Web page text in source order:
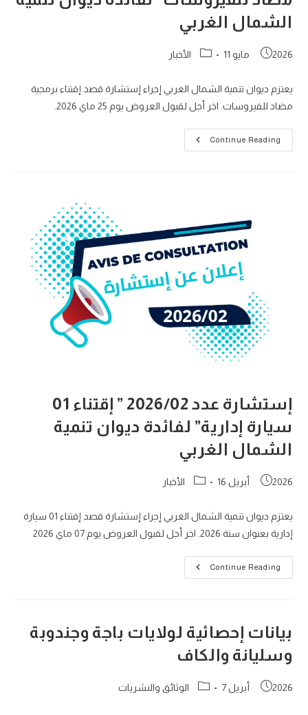
الشمال الغربي
Post
2026 مايو 11
Post
الأخبار
يعتزم دیوان تنمية الشمال الغربي إجراء إستشارة قصد إقتناء برمجية
مضاد للفيروسات. اخر أجل لقبول العروض يوم 25 ماي 2026.
Continue Readingإستشارة
عدد
تنمية
الشمال
الغربي
إستشارة عدد 2026/02 ” إقتناء 01
سيارة إدارية” لفائدة ديوان تنمية
الشمال الغربي
Post
2026 أبريل 16
Post
الأخبار
يعتزم دیوان تنمية الشمال الغربي إجراء إستشارة قصد إقتناء 01 سيارة
إدارية بعنوان سنة 2026. اخر أجل لقبول العروض يوم 07 ماي 2026
Continue Readingإستشارة
عدد
سيارة
إدارية”
لفائدة
ديوان
تنمية
الغربي
بيانات إحصائية لولايات باجة وجندوبة
وسليانة والكاف
Post
2026 أبريل 7
Post
الوثائق والنشريات